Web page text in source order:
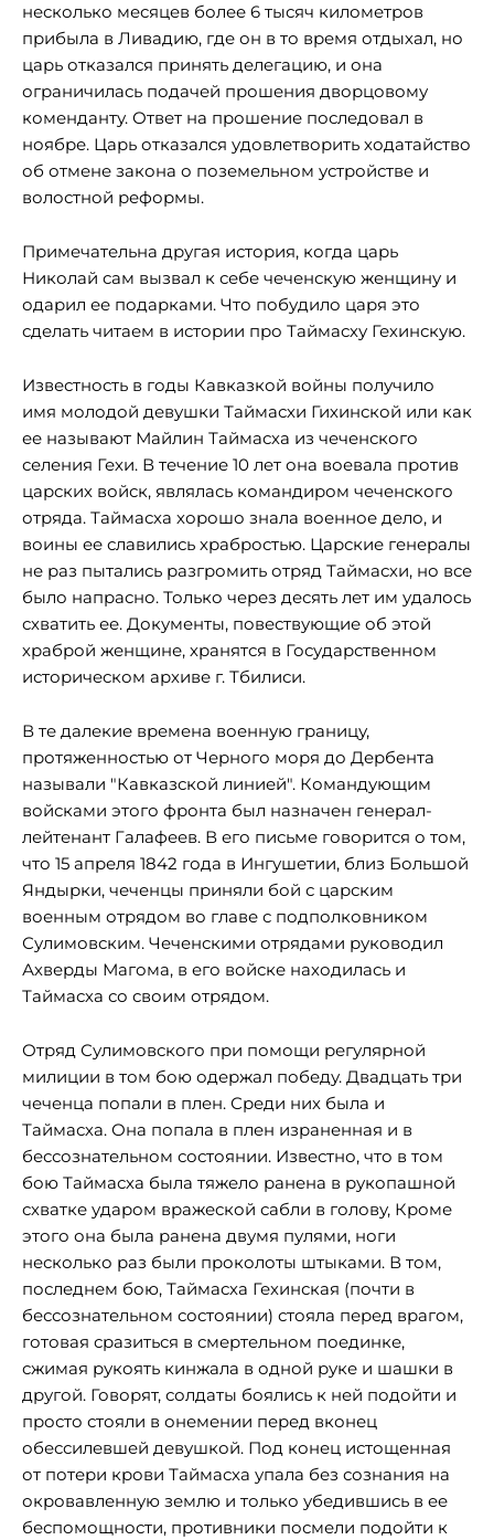
несколько месяцев более 6 тысяч километров
прибыла в Ливадию, где он в то время отдыхал, но
царь отказался принять делегацию, и она
ограничилась подачей прошения дворцовому
коменданту. Ответ на прошение последовал в
ноябре. Царь отказался удовлетворить ходатайство
об отмене закона о поземельном устройстве и
волостной реформы.
Примечательна другая история, когда царь
Николай сам вызвал к себе чеченскую женщину и
одарил ее подарками. Что побудило царя это
сделать читаем в истории про Таймасху Гехинскую.
Известность в годы Кавказкой войны получило
имя молодой девушки Таймасхи Гихинской или как
ее называют Майлин Таймасха из чеченского
селения Гехи. В течение 10 лет она воевала против
царских войск, являлась командиром чеченского
отряда. Таймасха хорошо знала военное дело, и
воины ее славились храбростью. Царские генералы
не раз пытались разгромить отряд Таймасхи, но все
было напрасно. Только через десять лет им удалось
схватить ее. Документы, повествующие об этой
храброй женщине, хранятся в Государственном
историческом архиве г. Тбилиси.
В те далекие времена военную границу,
протяженностью от Черного моря до Дербента
называли "Кавказской линией". Командующим
войсками этого фронта был назначен генерал-
лейтенант Галафеев. В его письме говорится о том,
что 15 апреля 1842 года в Ингушетии, близ Большой
Яндырки, чеченцы приняли бой с царским
военным отрядом во главе с подполковником
Сулимовским. Чеченскими отрядами руководил
Ахверды Магома, в его войске находилась и
Таймасха со своим отрядом.
Отряд Сулимовского при помощи регулярной
милиции в том бою одержал победу. Двадцать три
чеченца попали в плен. Среди них была и
Таймасха. Она попала в плен израненная и в
бессознательном состоянии. Известно, что в том
бою Таймасха была тяжело ранена в рукопашной
схватке ударом вражеской сабли в голову, Кроме
этого она была ранена двумя пулями, ноги
несколько раз были проколоты штыками. В том,
последнем бою, Таймасха Гехинская (почти в
бессознательном состоянии) стояла перед врагом,
готовая сразиться в смертельном поединке,
сжимая рукоять кинжала в одной руке и шашки в
другой. Говорят, солдаты боялись к ней подойти и
просто стояли в онемении перед вконец
обессилевшей девушкой. Под конец истощенная
от потери крови Таймасха упала без сознания на
окровавленную землю и только убедившись в ее
беспомощности, противники посмели подойти к